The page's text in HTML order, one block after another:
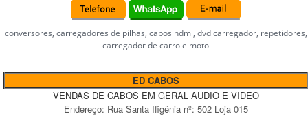
conversores, carregadores de pilhas, cabos hdmi, dvd carregador, repetidores,
carregador de carro e moto
ED CABOS
VENDAS DE CABOS EM GERAL AUDIO E VIDEO
Endereço: Rua Santa Ifigênianº: 502 Loja 015